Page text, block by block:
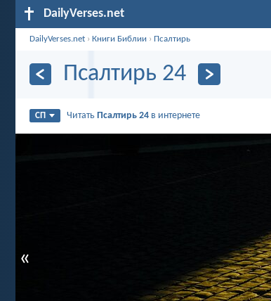
DailyVerses.net
DailyVerses.net ›Книги Библии › Псалтирь
Псалтирь 24
СП Читать Псалтирь 24 в интернете
«